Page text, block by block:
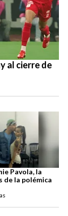
al cierre de
Pavola, la
de la polémica